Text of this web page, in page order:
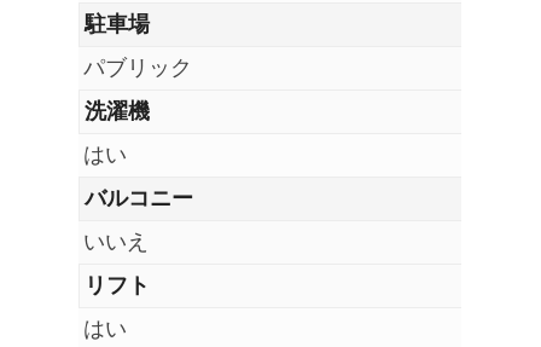
駐車場
パブリック
洗濯機
はい
バルコニー
いいえ
リフト
はい